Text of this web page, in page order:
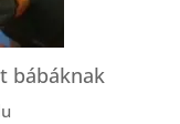
élet
kapuján
át
bábáknak